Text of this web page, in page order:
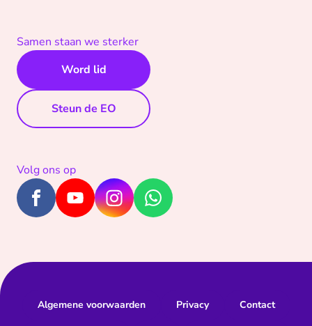
Samen staan we sterker
Word lid
Steun de EO
Volg ons op
Algemene voorwaarden Privacy Contact